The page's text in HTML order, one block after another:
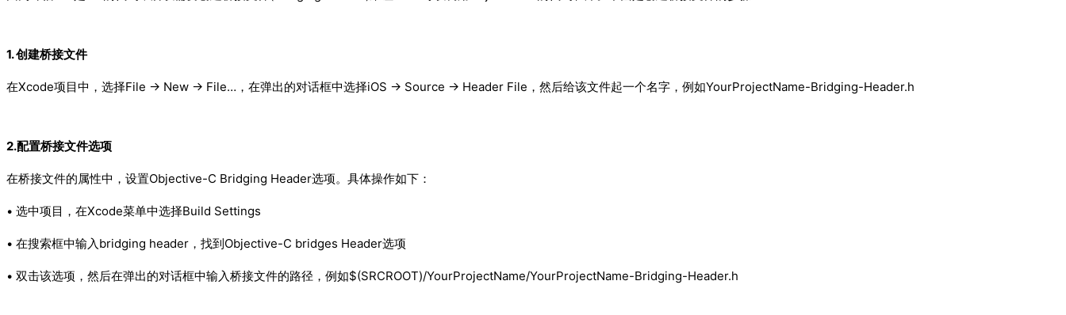
1. 创建桥接文件
在Xcode项目中，选择File -> New -> File…，在弹出的对话框中选择iOS -> Source -> Header File，然后给该文件起一个名字，例如YourProjectName-Bridging-Header.h
2.配置桥接文件选项
在桥接文件的属性中，设置Objective-C Bridging Header选项。具体操作如下：
• 选中项目，在Xcode菜单中选择Build Settings
• 在搜索框中输入bridging header，找到Objective-C bridges Header选项
• 双击该选项，然后在弹出的对话框中输入桥接文件的路径，例如$(SRCROOT)/YourProjectName/YourProjectName-Bridging-Header.h